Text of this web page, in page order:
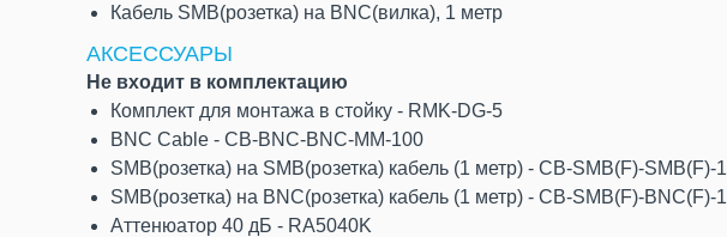
Кабель SMB(розетка) на BNC(вилка), 1 метр
АКСЕССУАРЫ
Не входит в комплектацию
Комплект для монтажа в стойку - RMK-DG-5
BNC Cable - CB-BNC-BNC-MM-100
SMB(розетка) на SMB(розетка) кабель (1 метр) - CB-SMB(F)-SMB(F)-1
SMB(розетка) на BNC(розетка) кабель (1 метр) - CB-SMB(F)-BNC(F)-1
Аттенюатор 40 дБ - RA5040K